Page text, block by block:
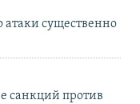
атаки существенно
санкций против